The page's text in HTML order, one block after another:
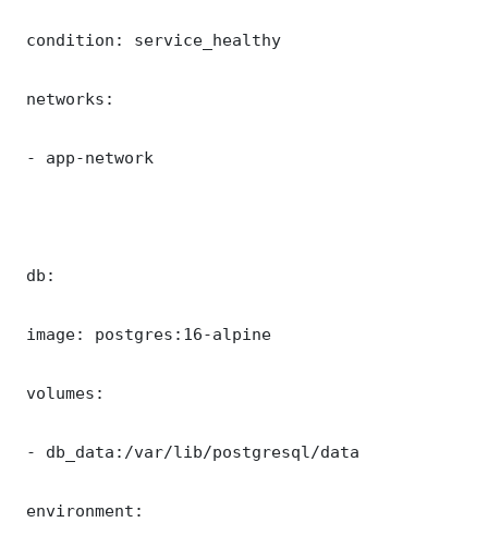
condition: service_healthy
networks:
- app-network
db:
image: postgres:16-alpine
volumes:
- db_data:/var/lib/postgresql/data
environment: